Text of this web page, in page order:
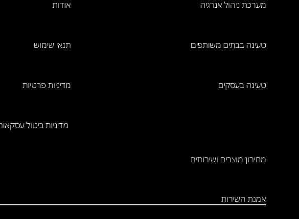
מערכת ניהול אנרגיה
טעינה בבתים משותפים
טעינה בעסקים
אודות
תנאי שימוש
מדיניות פרטיות
מדיניות ביטול
מחירון מוצרים ושירותים
אמנת השירות